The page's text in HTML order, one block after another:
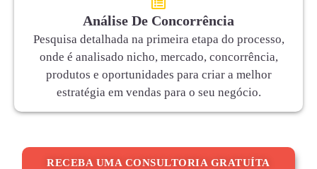
Análise De Concorrência
Pesquisa detalhada na primeira etapa do processo,
onde é analisado nicho, mercado, concorrência,
produtos e oportunidades para criar a melhor
estratégia em vendas para o seu negócio.
RECEBA UMA CONSULTORIA GRATUÍTA